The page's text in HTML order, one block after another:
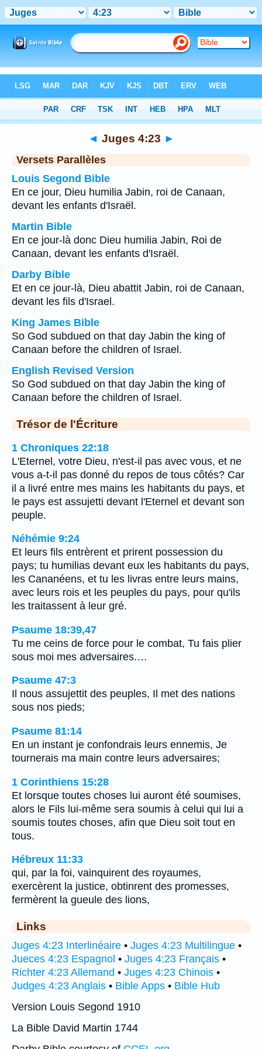
Chapitre 4> Verset 23
◄ Juges 4:23 ►
Versets Parallèles
Louis Segond Bible
En ce jour, Dieu humilia Jabin, roi de Canaan,
devant les enfants d'Israël.
Martin Bible
En ce jour-là donc Dieu humilia Jabin, Roi de
Canaan, devant les enfants d'Israël.
Darby Bible
Et en ce jour-là, Dieu abattit Jabin, roi de Canaan,
devant les fils d'Israel.
King James Bible
So God subdued on that day Jabin the king of
Canaan before the children of Israel.
English Revised Version
So God subdued on that day Jabin the king of
Canaan before the children of Israel.
Trésor de l'Écriture
1 Chroniques 22:18
L'Eternel, votre Dieu, n'est-il pas avec vous, et ne
vous a-t-il pas donné du repos de tous côtés? Car
il a livré entre mes mains les habitants du pays, et
le pays est assujetti devant l'Eternel et devant son
peuple.
Néhémie 9:24
Et leurs fils entrèrent et prirent possession du
pays; tu humilias devant eux les habitants du pays,
les Cananéens, et tu les livras entre leurs mains,
avec leurs rois et les peuples du pays, pour qu'ils
les traitassent à leur gré.
Psaume 18:39,47
Tu me ceins de force pour le combat, Tu fais plier
sous moi mes adversaires.…
Psaume 47:3
Il nous assujettit des peuples, Il met des nations
sous nos pieds;
Psaume 81:14
En un instant je confondrais leurs ennemis, Je
tournerais ma main contre leurs adversaires;
1 Corinthiens 15:28
Et lorsque toutes choses lui auront été soumises,
alors le Fils lui-même sera soumis à celui qui lui a
soumis toutes choses, afin que Dieu soit tout en
tous.
Hébreux 11:33
qui, par la foi, vainquirent des royaumes,
exercèrent la justice, obtinrent des promesses,
fermèrent la gueule des lions,
Links
Juges 4:23 Interlinéaire • Juges 4:23 Multilingue •
Jueces 4:23 Espagnol • Juges 4:23 Français •
Richter 4:23 Allemand • Juges 4:23 Chinois •
Judges 4:23 Anglais • Bible Apps • Bible Hub
Version Louis Segond 1910
La Bible David Martin 1744